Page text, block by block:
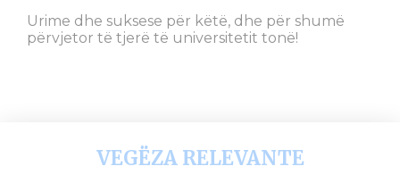
Urime dhe suksese për këtë, dhe për shumë
përvjetor të tjerë të universitetit tonë!
VEGËZA RELEVANTE